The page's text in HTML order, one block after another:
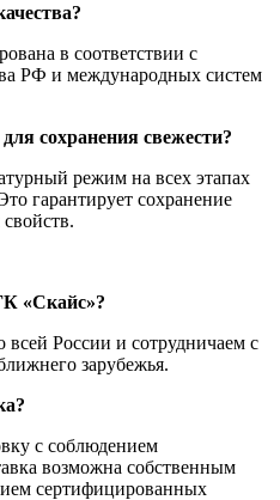
в соответствии с
РФ и международных систем
сохранения свежести?
режим на всех этапах
гарантирует сохранение
«Скайс»?
России и сотрудничаем с
зарубежья.
с соблюдением
возможна собственным
сертифицированных